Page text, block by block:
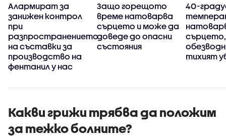
Алармират за
занижен контрол
при
разпространението
на съставки за
производство на
фентанил у нас
Защо горещото
време натоварва
сърцето и може да
доведе до опасни
състояния
40-
сърцето,
тихият
Какви грижи трябва да положим
за тежко болните?